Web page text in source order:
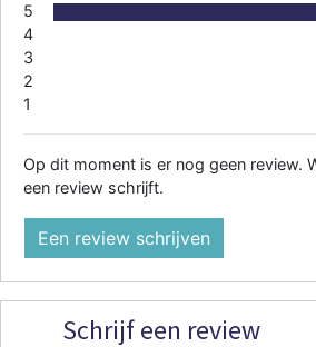
5
4
3
2
1
Op dit moment is er nog geen review.
een review schrijft.
Een review schrijven
Schrijf een review